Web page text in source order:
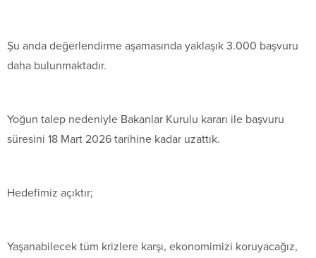
Şu anda değerlendirme aşamasında yaklaşık 3.000 başvuru
daha bulunmaktadır.
Yoğun talep nedeniyle Bakanlar Kurulu kararı ile başvuru
süresini 18 Mart 2026 tarihine kadar uzattık.
Hedefimiz açıktır;
Yaşanabilecek tüm krizlere karşı, ekonomimizi koruyacağız,